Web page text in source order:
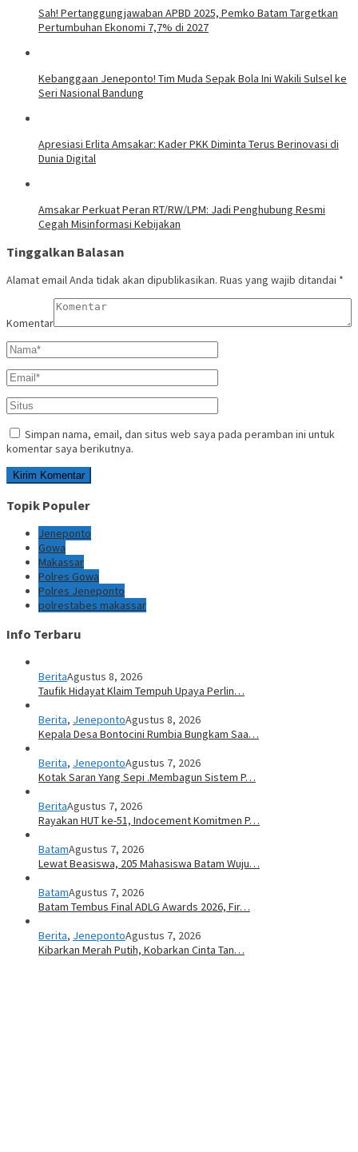
Sah! Pertanggungjawaban APBD 2025, Pemko Batam Targetkan
Pertumbuhan Ekonomi 7,7% di 2027
Kebanggaan Jeneponto! Tim Muda Sepak Bola Ini Wakili Sulsel ke
Seri Nasional Bandung
Apresiasi Erlita Amsakar: Kader PKK Diminta Terus Berinovasi di
Dunia Digital
Amsakar Perkuat Peran RT/RW/LPM: Jadi Penghubung Resmi
Cegah Misinformasi Kebijakan
Tinggalkan Balasan
Alamat email Anda tidak akan dipublikasikan. Ruas yang wajib ditandai *
Komentar
Simpan nama, email, dan situs web saya pada peramban ini untuk
komentar saya berikutnya.
Topik Populer
Jeneponto
Gowa
Makassar
Polres Gowa
Polres Jeneponto
polrestabes makassar
Info Terbaru
BeritaAgustus 8, 2026
Taufik Hidayat Klaim Tempuh Upaya Perlin…
Berita, JenepontoAgustus 8, 2026
Kepala Desa Bontocini Rumbia Bungkam Saa…
Berita, JenepontoAgustus 7, 2026
Kotak Saran Yang Sepi .Membagun Sistem P…
BeritaAgustus 7, 2026
Rayakan HUT ke-51, Indocement Komitmen P…
BatamAgustus 7, 2026
Lewat Beasiswa, 205 Mahasiswa Batam Wuju…
BatamAgustus 7, 2026
Batam Tembus Final ADLG Awards 2026, Fir…
Berita, JenepontoAgustus 7, 2026
Kibarkan Merah Putih, Kobarkan Cinta Tan…